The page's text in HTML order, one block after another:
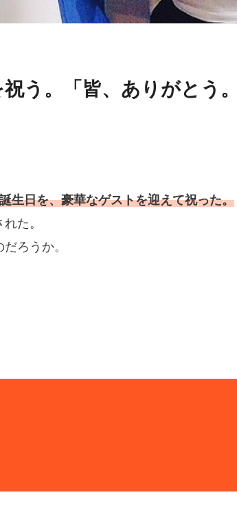
う。「皆、ありがとう
生日を、豪華なゲストを迎えて祝った。
れた。
ろうか。